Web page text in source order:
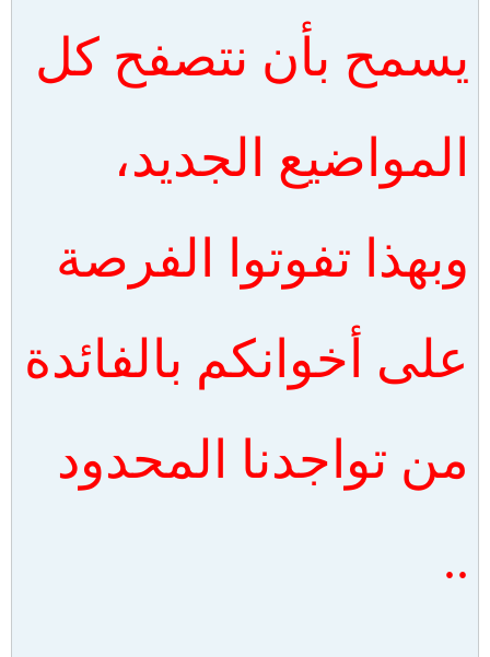
يسمح بأن نتصفح كل
المواضيع الجديد،
وبهذا تفوتوا الفرصة
على أخوانكم بالفائدة
من تواجدنا المحدود
..